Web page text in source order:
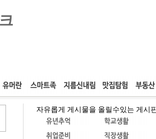
속도패치 웹호스팅 공동구매
자유롭게 게시물을 올릴수있는 게시